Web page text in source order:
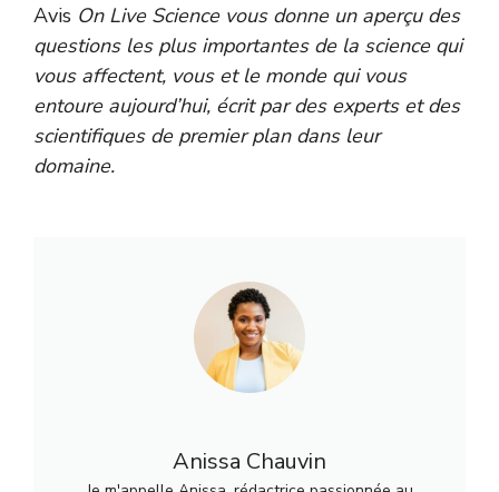
Avis On Live Science vous donne un aperçu des
questions les plus importantes de la science qui
vous affectent, vous et le monde qui vous
entoure aujourd’hui, écrit par des experts et des
scientifiques de premier plan dans leur
domaine.
Anissa Chauvin